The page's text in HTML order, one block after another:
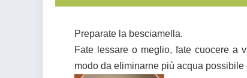
Preparate la besciamella.
Fate lessare o meglio, fate cuocere a
modo da eliminarne più acqua